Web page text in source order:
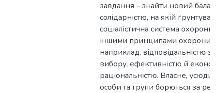
завдання – знайти новий
солідарністю, на якій
соціалістична система охорони
іншими принципами охорони
наприклад, відповідальністю
вибору, ефективністю й
раціональністю. Власне, усюди в
особи та групи борються за